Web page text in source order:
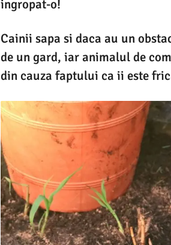
ingropat-o!
Cainii sapa si daca au un
de un gard, iar animalul de
din cauza faptului ca ii este